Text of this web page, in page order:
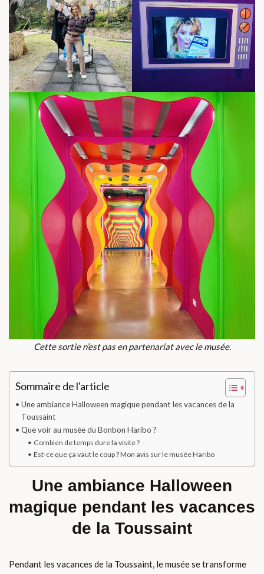
Cette sortie n’est pas en partenariat avec le musée.
Sommaire de l'article
Une ambiance Halloween magique pendant les vacances de la
Toussaint
Que voir au musée du Bonbon Haribo ?
Combien de temps dure la visite ?
Est-ce que ça vaut le coup ? Mon avis sur le musée Haribo
Une ambiance Halloween
magique pendant les vacances
de la Toussaint
Pendant les vacances de la Toussaint, le musée se transforme